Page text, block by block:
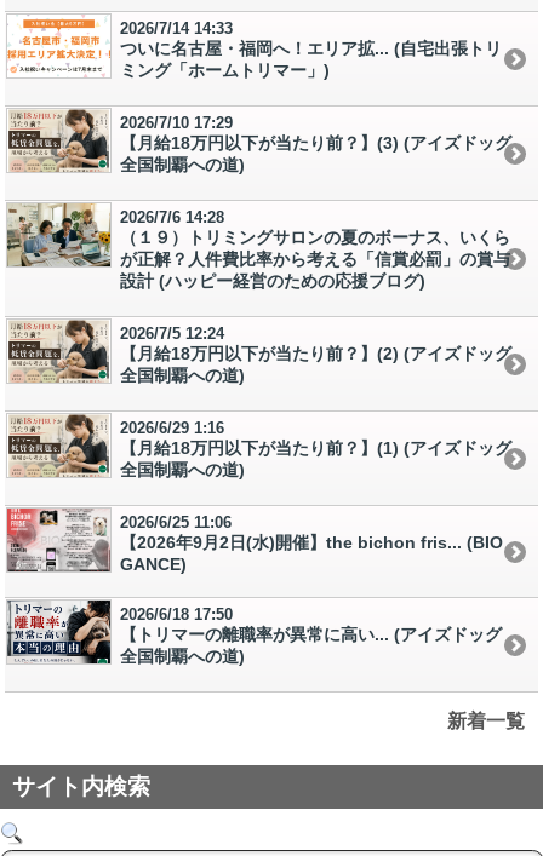
2026/7/14 14:33
ついに名古屋・福岡へ！エリア拡... (自宅出張トリ
ミング「ホームトリマー」)
2026/7/10 17:29
【月給18万円以下が当たり前？】(3) (アイズドッグ
全国制覇への道)
2026/7/6 14:28
（１９）トリミングサロンの夏のボーナス、いくら
が正解？人件費比率から考える「信賞必罰」の賞与
設計 (ハッピー経営のための応援ブログ)
2026/7/5 12:24
【月給18万円以下が当たり前？】(2) (アイズドッグ
全国制覇への道)
2026/6/29 1:16
【月給18万円以下が当たり前？】(1) (アイズドッグ
全国制覇への道)
2026/6/25 11:06
【2026年9月2日(水)開催】the bichon fris... (BIO
GANCE)
2026/6/18 17:50
【トリマーの離職率が異常に高い... (アイズドッグ
全国制覇への道)
新着一覧
サイト内検索